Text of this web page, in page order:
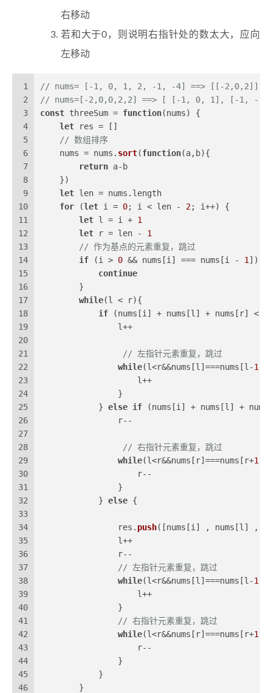
右移动
若和大于0，则说明右指针处的数太大，应向
左移动
1
2
3
4
5
6
7
8
9
10
11
12
13
14
15
16
17
18
19
20
21
22
23
24
25
26
27
28
29
30
31
32
33
34
35
36
37
38
39
40
41
42
43
44
45
46
// nums= [-1, 0, 1, 2, -1, -4] ==> [[-2,0,2]]
// nums=[-2,0,0,2,2] ==> [ [-1, 0, 1], [-1, -
const threeSum = function(nums) {
let res = []
// 数组排序
    nums = nums.
sort(function(a,b){
return a-b
    })
let len = nums. length
for (let i = 0; i < len - 2; i++) {
let l = i + 1
let r = len - 1
// 作为基点的元素重复，跳过
if (i > 0 && nums[i] === nums[i - 1 ]) {
continue
        }
while(l < r){
if (nums[i] + nums[l] + nums[r] <
                l++
// 左指针元素重复，跳过
while(l<r&&nums[l]===nums[l-1
                    l++
                }
            }
else if (nums[i] + nums[l] +
                r--
// 右指针元素重复，跳过
while(l<r&&nums[r]===nums[r+1
                    r--
                }
            }
else {
                res.
push([nums[i] , nums[l] ,
                l++
                r--
// 左指针元素重复，跳过
while(l<r&&nums[l]===nums[l-1
                    l++
                }
// 右指针元素重复，跳过
while(l<r&&nums[r]===nums[r+1
                    r--
                }
            }
        }